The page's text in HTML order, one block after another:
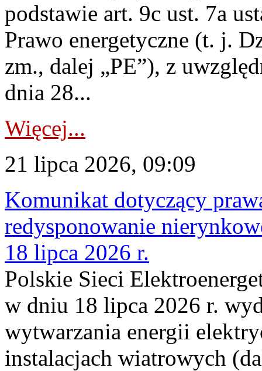
podstawie art. 9c ust. 7a
Prawo energetyczne (t. j.
zm., dalej „PE”), z
dnia 28...
Więcej...
21 lipca 2026, 09:09
Komunikat dotyczący
redysponowanie
18 lipca 2026 r.
Polskie Sieci
w dniu 18 lipca 2026 r.
wytwarzania energii
instalacjach wiatrowych